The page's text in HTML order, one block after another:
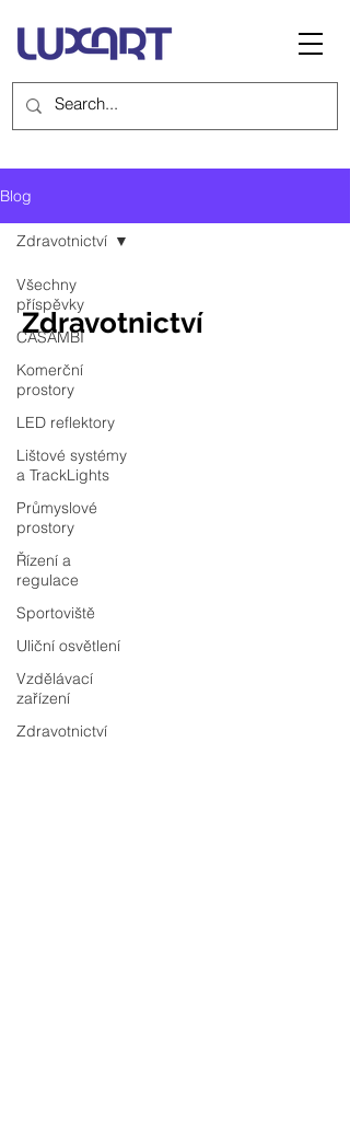
Blog
Všechny
příspěvky
CASAMBI
Komerční
prostory
LED reflektory
Lištové systémy
a TrackLights
Průmyslové
prostory
Řízení a
regulace
Sportoviště
Uliční osvětlení
Vzdělávací
zařízení
Zdravotnictví
Zdravotnictví
Zdravotnictví